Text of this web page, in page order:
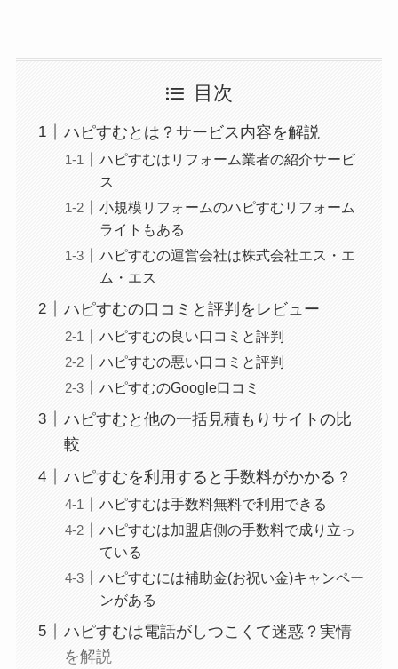
目次
ハピすむとは？サービス内容を解説
ハピすむはリフォーム業者の紹介サービ
ス
小規模リフォームのハピすむリフォーム
ライトもある
ハピすむの運営会社は株式会社エス・エ
ム・エス
ハピすむの口コミと評判をレビュー
ハピすむの良い口コミと評判
ハピすむの悪い口コミと評判
ハピすむのGoogle口コミ
ハピすむと他の一括見積もりサイトの比
較
ハピすむを利用すると手数料がかかる？
ハピすむは手数料無料で利用できる
ハピすむは加盟店側の手数料で成り立っ
ている
ハピすむには補助金(お祝い金)キャンペー
ンがある
ハピすむは電話がしつこくて迷惑？実情
を解説